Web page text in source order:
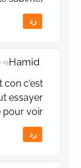
رد
Hamid
con c'est
essayer
pour voir
رد